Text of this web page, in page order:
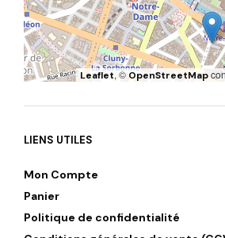
Leaflet, ©OpenStreetMap
LIENS UTILES
Mon Compte
Panier
Politique de confidentialité